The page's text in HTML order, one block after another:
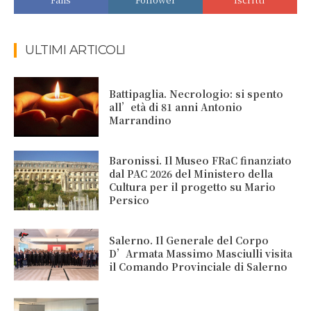
ULTIMI ARTICOLI
Battipaglia. Necrologio: si spento
all’età di 81 anni Antonio
Marrandino
Baronissi. Il Museo FRaC finanziato
dal PAC 2026 del Ministero della
Cultura per il progetto su Mario
Persico
Salerno. Il Generale del Corpo
D’Armata Massimo Masciulli visita
il Comando Provinciale di Salerno